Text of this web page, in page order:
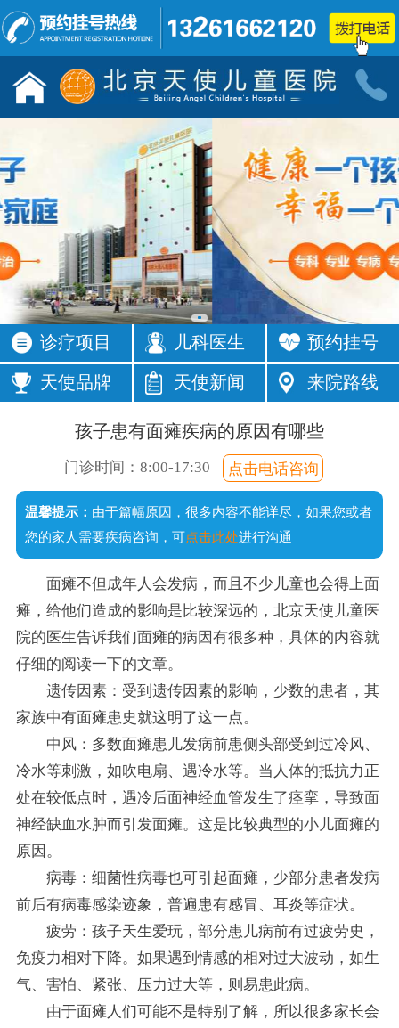
儿童发育行为科门诊
多动症 抽动症
发育迟缓
语言障碍
遗尿症
矮小症
自闭症
注意力不集
中
按症状
活动过多 频繁眨眼
发育落后
成绩差
小儿神经
智力低下
智力发育
缓
癫痫
按症状
不爱说话
常流口水
足外翻
诊疗项目 儿科医生 预约挂号
天使品牌 天使新闻 来院路线
孩子患有面瘫疾病的原因有哪些
门诊时间：8:00-17:30 点击电话咨询
温馨提示： 由于篇幅原因，很多内容不能详尽，如果您或者
您的家人需要疾病咨询，可点击此处进行沟通
面瘫不但成年人会发病，而且不少儿童也会得上面
瘫，给他们造成的影响是比较深远的，北京天使儿童医
院的医生告诉我们面瘫的病因有很多种，具体的内容就
仔细的阅读一下的文章。
遗传因素：受到遗传因素的影响，少数的患者，其
家族中有面瘫患史就这明了这一点。
中风：多数面瘫患儿发病前患侧头部受到过冷风、
冷水等刺激，如吹电扇、遇冷水等。当人体的抵抗力正
处在较低点时，遇冷后面神经血管发生了痉挛，导致面
神经缺血水肿而引发面瘫。这是比较典型的小儿面瘫的
原因。
病毒：细菌性病毒也可引起面瘫，少部分患者发病
前后有病毒感染迹象，普遍患有感冒、耳炎等症状。
疲劳：孩子天生爱玩，部分患儿病前有过疲劳史，
免疫力相对下降。如果遇到情感的相对过大波动，如生
气、害怕、紧张、压力过大等，则易患此病。
由于面瘫人们可能不是特别了解，所以很多家长会